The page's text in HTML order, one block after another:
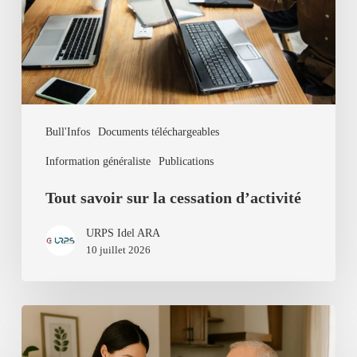
Bull'Infos Documents téléchargeables
Information généraliste Publications
d’activité
Tout savoir sur la cessation d’activité
URPS Idel ARA
10 juillet 2026
Tutoriel